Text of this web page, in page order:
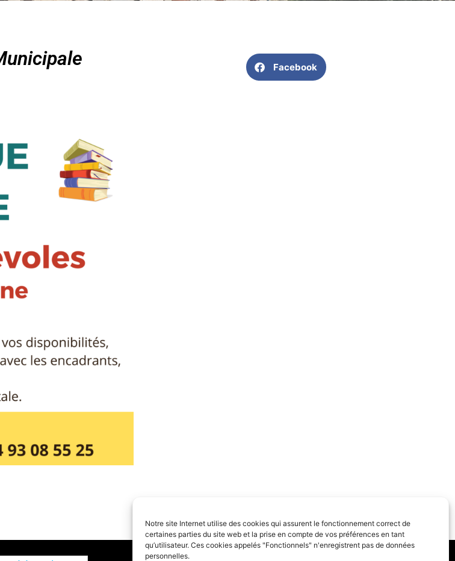
Notre site Internet utilise des cookies qui assurent le fonctionnement correct de
certaines parties du site web et la prise en compte de vos préférences en tant
qu’utilisateur. Ces cookies appelés "Fonctionnels" n'enregistrent pas de données
personnelles.
Facebook
Ré-ouverture de la bibliothèque